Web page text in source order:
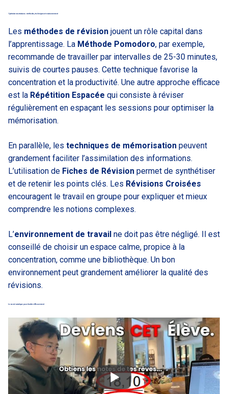
Optimiser ses révisions : méthodes, techniques et environnement
Les méthodes de révision jouent un rôle capital dans
l’apprentissage. La Méthode Pomodoro, par exemple,
recommande de travailler par intervalles de 25-30 minutes,
suivis de courtes pauses. Cette technique favorise la
concentration et la productivité. Une autre approche efficace
est la Répétition Espacée qui consiste à réviser
régulièrement en espaçant les sessions pour optimiser la
mémorisation.
En parallèle, les techniques de mémorisation peuvent
grandement faciliter l’assimilation des informations.
L’utilisation de Fiches de Révision permet de synthétiser
et de retenir les points clés. Les Révisions Croisées
encouragent le travail en groupe pour expliquer et mieux
comprendre les notions complexes.
L’environnement de travail ne doit pas être négligé. Il est
conseillé de choisir un espace calme, propice à la
concentration, comme une bibliothèque. Un bon
environnement peut grandement améliorer la qualité des
révisions.
Le secret asiatique pour étudier efficacement